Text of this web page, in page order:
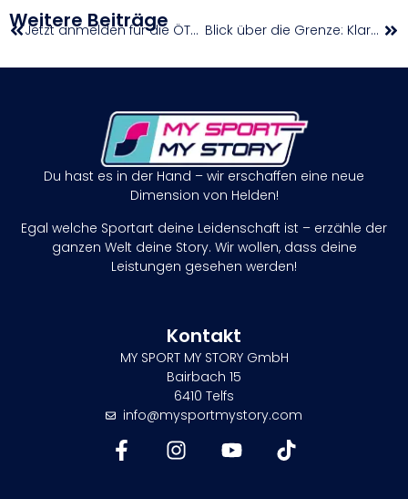
Weitere Beiträge Jetzt anmelden für die ÖTV-Jugend-Hallenmeisterschaften 2026! Blick über die Grenze: Klarer Erfolg für Jakob Pöltl in Milwaukee
Du hast es in der Hand – wir erschaffen eine neue
Dimension von Helden!
Egal welche Sportart deine Leidenschaft ist – erzähle der
ganzen Welt deine Story. Wir wollen, dass deine
Leistungen gesehen werden!
Kontakt
MY SPORT MY STORY GmbH
Bairbach 15
6410 Telfs
info@mysportmystory.com